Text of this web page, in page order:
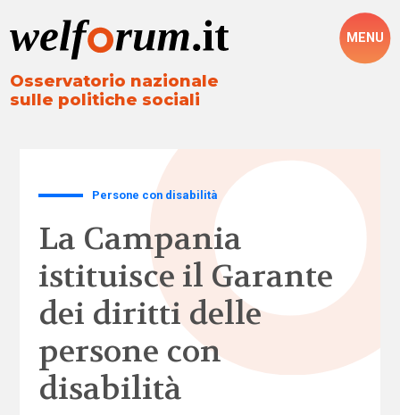
Osservatorio nazionale
sulle politiche sociali
MENU
Persone con disabilità
La Campania
istituisce il Garante
dei diritti delle
persone con
disabilità